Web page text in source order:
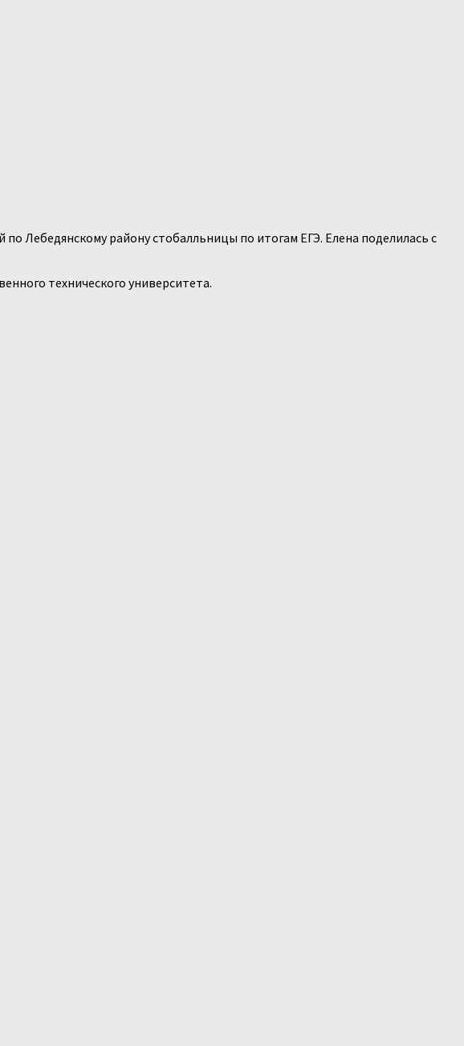
Лебедянскому району стобалльницы по итогам ЕГЭ. Елена поделилась с
технического университета.